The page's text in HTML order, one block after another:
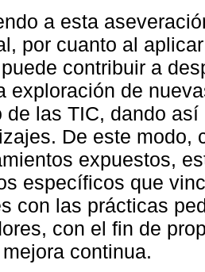
a esta
por cuanto al
contribuir a
exploración de
de las TIC, dando
De este modo,
expuestos,
específicos que
con las prácticas
con el fin de
continua.